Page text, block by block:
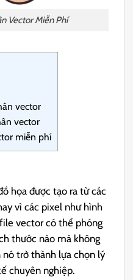
Vector Miễn Phí
vector
vector
miễn phí
họa được tạo ra từ các
vì các pixel như hình
vector có thể phóng
thước nào mà không
trở thành lựa chọn lý
chuyên nghiệp.